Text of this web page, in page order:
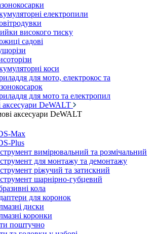
електропили
високого тиску
садові
коси
для мото, електрокос та
для мото та електропил
аксесуари DeWALT
аксесуари DeWALT
Max
Plus
вимірювальний та розмічальний
для монтажу та демонтажу
ріжучий та затискний
шарнірно-губцевий
кола
для коронок
диски
коронки
поштучно